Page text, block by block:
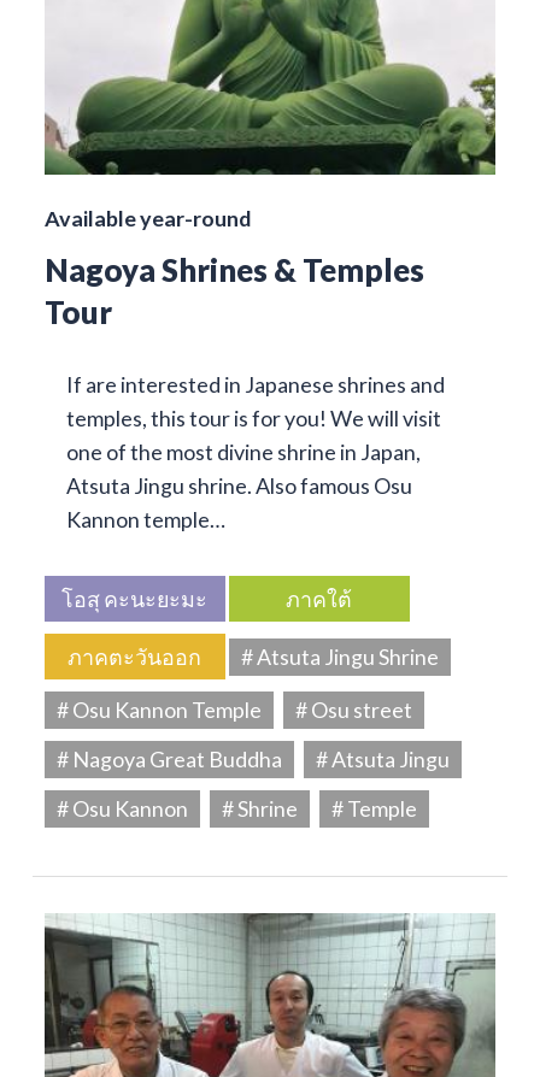
Available year-round
Nagoya Shrines & Temples
Tour
If are interested in Japanese shrines and
temples, this tour is for you! We will visit
one of the most divine shrine in Japan,
Atsuta Jingu shrine. Also famous Osu
Kannon temple…
โอสุ คะนะยะมะ ภาคใต้
ภาคตะวันออก
# Atsuta Jingu Shrine
# Osu Kannon Temple
# Osu street
# Nagoya Great Buddha
# Atsuta Jingu
# Osu Kannon
# Shrine # Temple